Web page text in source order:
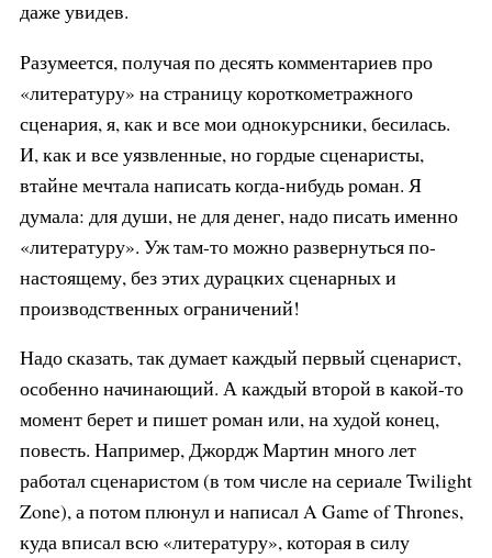
даже увидев.
Разумеется, получая по десять комментариев про
«литературу» на страницу короткометражного
сценария, я, как и все мои однокурсники, бесилась.
И, как и все уязвленные, но гордые сценаристы,
втайне мечтала написать когда-нибудь роман. Я
думала: для души, не для денег, надо писать именно
«литературу». Уж там-то можно развернуться по-
настоящему, без этих дурацких сценарных и
производственных ограничений!
Надо сказать, так думает каждый первый сценарист,
особенно начинающий. А каждый второй в какой-то
момент берет и пишет роман или, на худой конец,
повесть. Например, Джордж Мартин много лет
работал сценаристом (в том числе на сериале Twilight
Zone), а потом плюнул и написал A Game of Thrones,
куда вписал всю «литературу», которая в силу